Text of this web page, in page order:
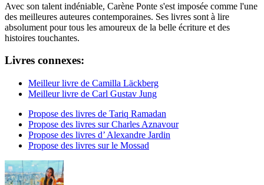
Avec son talent indéniable, Carène Ponte s'est imposée comme l'une
des meilleures auteures contemporaines. Ses livres sont à lire
absolument pour tous les amoureux de la belle écriture et des
histoires touchantes.
Livres connexes:
Meilleur livre de Camilla Läckberg
Meilleur livre de Carl Gustav Jung
Propose des livres de Tariq Ramadan
Propose des livres sur Charles Aznavour
Propose des livres d’ Alexandre Jardin
Propose des livres sur le Mossad